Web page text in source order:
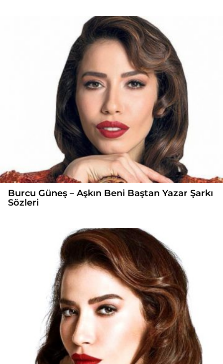
Burcu Güneş – Aşkın Beni Baştan Yazar Şarkı
Sözleri